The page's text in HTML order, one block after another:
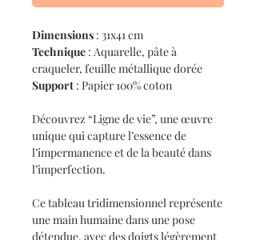
Dimensions : 31x41 cm
Technique : Aquarelle, pâte à
craqueler, feuille métallique dorée
Support : Papier 100% coton
Découvrez “Ligne de vie”, une œuvre
unique qui capture l’essence de
l’impermanence et de la beauté dans
l’imperfection.
Ce tableau tridimensionnel représente
une main humaine dans une pose
détendue, avec des doigts légèrement